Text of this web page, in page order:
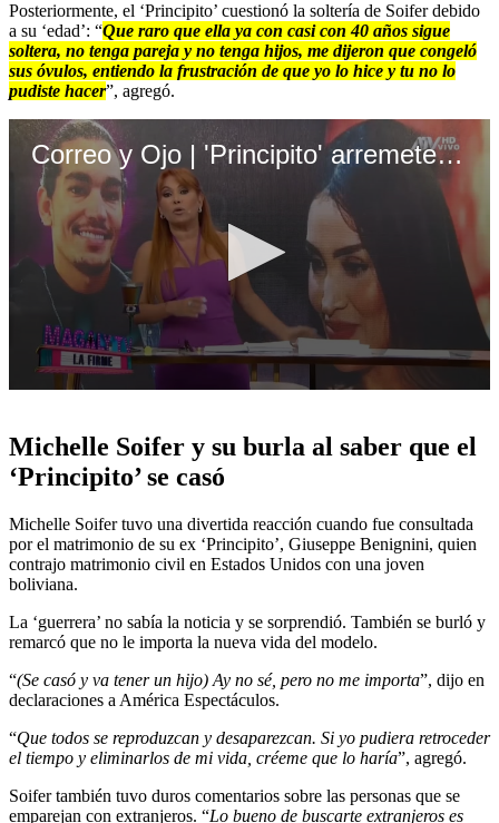
Posteriormente, el ‘Principito’ cuestionó la soltería de Soifer debido
a su ‘edad’: “Que raro que ella ya con casi con 40 años sigue
soltera, no tenga pareja y no tenga hijos, me dijeron que congeló
sus óvulos, entiendo la frustración de que yo lo hice y tu no lo
pudiste hacer”, agregó.
Correo y Ojo | 'Principito' arremete contra Micheille Soifer
5
minutes,
26
Michelle Soifer y su burla al saber que el
‘Principito’ se casó
Michelle Soifer tuvo una divertida reacción cuando fue consultada
por el matrimonio de su ex ‘Principito’, Giuseppe Benignini, quien
contrajo matrimonio civil en Estados Unidos con una joven
boliviana.
La ‘guerrera’ no sabía la noticia y se sorprendió. También se burló y
remarcó que no le importa la nueva vida del modelo.
“(Se casó y va tener un hijo) Ay no sé, pero no me importa”, dijo en
declaraciones a América Espectáculos.
“Que todos se reproduzcan y desaparezcan. Si yo pudiera retroceder
el tiempo y eliminarlos de mi vida, créeme que lo haría”, agregó.
Soifer también tuvo duros comentarios sobre las personas que se
emparejan con extranjeros. “Lo bueno de buscarte extranjeros es